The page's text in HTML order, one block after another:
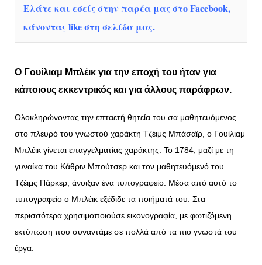
Ελάτε και εσείς στην παρέα μας στο Facebook,
κάνοντας like στη σελίδα μας.
Ο Γουίλιαμ Μπλέικ για την εποχή του ήταν για
κάποιους εκκεντρικός και για άλλους παράφρων.
Ολοκληρώνοντας την επταετή θητεία του σα μαθητευόμενος
στο πλευρό του γνωστού χαράκτη Τζέιμς Μπάσαϊρ, ο Γουίλιαμ
Μπλέικ γίνεται επαγγελματίας χαράκτης. Το 1784, μαζί με τη
γυναίκα του Κάθριν Μπούτσερ και τον μαθητευόμενό του
Τζέιμς Πάρκερ, άνοιξαν ένα τυπογραφείο. Μέσα από αυτό το
τυπογραφείο ο Μπλέικ εξέδιδε τα ποιήματά του. Στα
περισσότερα χρησιμοποιούσε εικονογραφία, με φωτιζόμενη
εκτύπωση που συναντάμε σε πολλά από τα πιο γνωστά του
έργα.